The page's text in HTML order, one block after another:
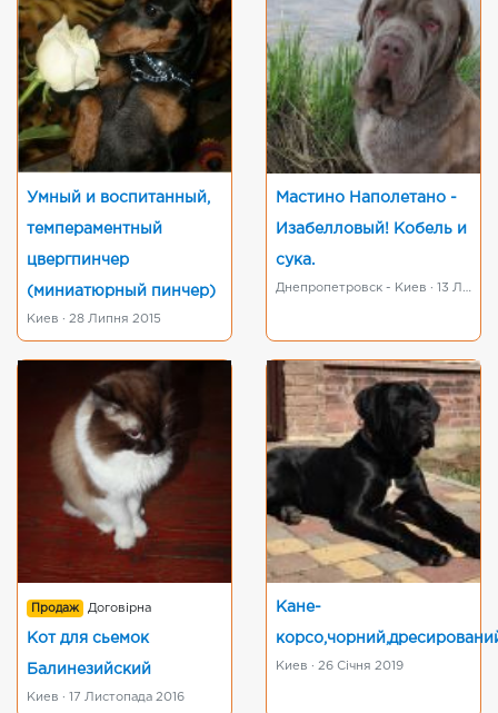
Умный и воспитанный,
темпераментный
цвергпинчер
(миниатюрный пинчер)
Киев · 28 Липня 2015
Мастино Наполетано -
Изабелловый! Кобель и
сука.
Днепропетровск - Киев · 13 Лютого 2015
Продаж Договірна
Кот для сьемок
Балинезийский
Киев · 17 Листопада 2016
Кане-
Киев · 26 Січня 2019